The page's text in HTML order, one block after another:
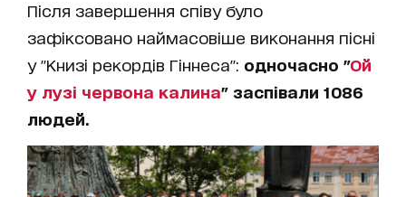
Після завершення співу було
зафіксовано наймасовіше виконання пісні
у "Книзі рекордів Гіннеса": одночасно "Ой
у лузі червона калина" заспівали 1086
людей.